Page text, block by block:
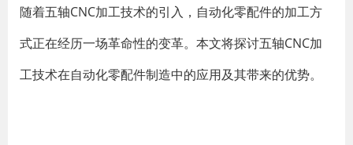
随着五轴CNC加工技术的引入，自动化零配件的加工方
式正在经历一场革命性的变革。本文将探讨五轴CNC加
工技术在自动化零配件制造中的应用及其带来的优势。